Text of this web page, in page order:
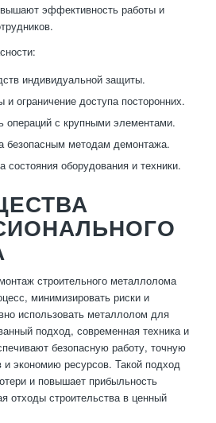
эффективность работы и
индивидуальной защиты.
и ограничение доступа посторонних.
операций с крупными элементами.
безопасным методам демонтажа.
состояния оборудования и техники.
строительного металлолома
минимизировать риски и
использовать металлолом для
подход, современная техника и
безопасную работу, точную
и экономию ресурсов. Такой подход
и повышает прибыльность
отходы строительства в ценный